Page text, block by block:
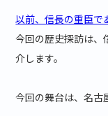
以前、信長の重臣で
今回の歴史探訪は、
介します。
今回の舞台は、名古